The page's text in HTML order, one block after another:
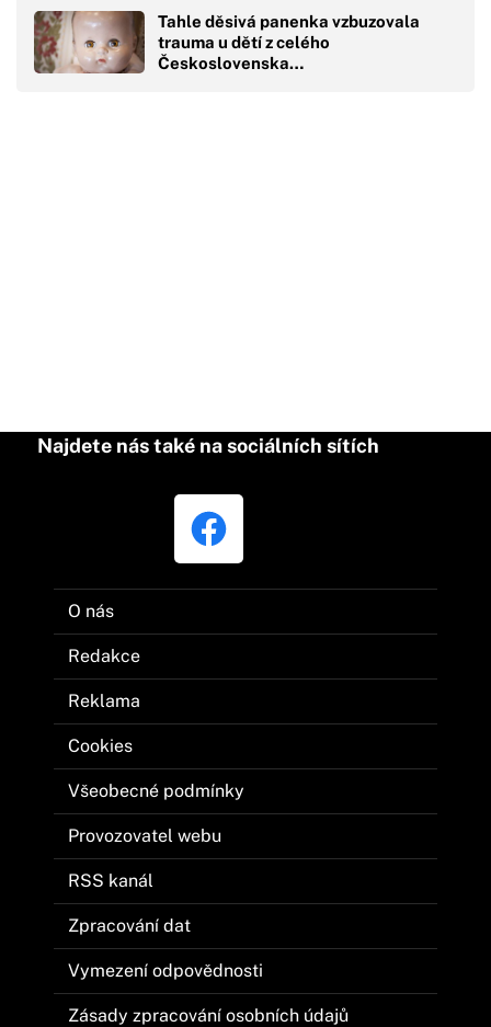
Tahle děsivá panenka vzbuzovala
trauma u dětí z celého
Československa…
Najdete nás také na sociálních sítích
O nás
Redakce
Reklama
Cookies
Všeobecné podmínky
Provozovatel webu
RSS kanál
Zpracování dat
Vymezení odpovědnosti
Zásady zpracování osobních údajů